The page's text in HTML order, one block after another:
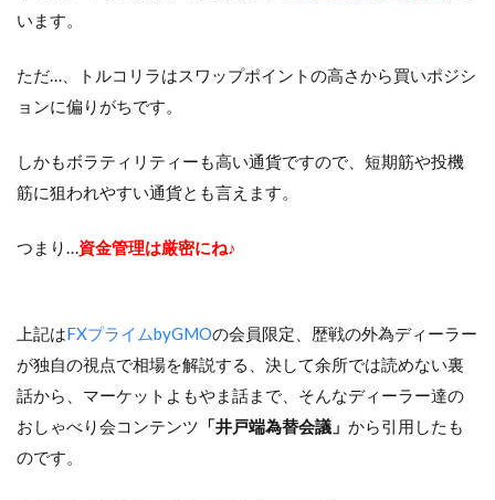
います。
ただ…、トルコリラはスワップポイントの高さから買いポジシ
ョンに偏りがちです。
しかもボラティリティーも高い通貨ですので、短期筋や投機
筋に狙われやすい通貨とも言えます。
つまり… 資金管理は厳密にね♪
上記はFXプライムbyGMOの会員限定、歴戦の外為ディーラー
が独自の視点で相場を解説する、決して余所では読めない裏
話から、マーケットよもやま話まで、そんなディーラー達の
おしゃべり会コンテンツ 「井戸端為替会議」 から引用したも
のです。